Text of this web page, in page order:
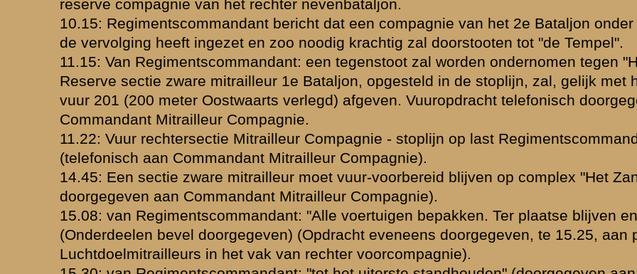
weder ingenomen.
commandopost wordt uit de richting "het Zand" onder zware mitrailleurvuur genomen.
artillerievuur ontvangen: springwolken worden waargenomen boven "De Kampen".
het artillerievuur kan niet worden waargenomen. (Gemeld aan
bericht dat, in verband met afluisteren, geen gebruik meer mag
van telefonische verbindingen. Bijzondere berichten moeten per ordonnans worden
(Doorgegeven aan compagnieën der onderdeelen).
een betrouwbaar officier zich melden op commandopost Regimentscommandant.
terug met het terugtochtsbevel. Doorgegeven aan de onderdeelen.
het Bataljon verzameld zijn westelijk van de Pottemsche brug op den weg richting
een scherm achtergelaten.
der voorcompagnieën opdracht verstrekt om elk een detachement van 2 groepen
blijven bezetten en standhouden ter dekking terugtocht van het Bataljon. Het scherm
0.30 uur en aanvaardt daarna den terugtocht.
op bevolen plaats en tijdstip was aangekomen en verzameld werd in westelijke
vlogen vijandelijke vliegtuigen op groote hoogte boven het Bataljon.
marsch te 12.30 uur te Everdingen aangekomen, kwartieren voorbereid.